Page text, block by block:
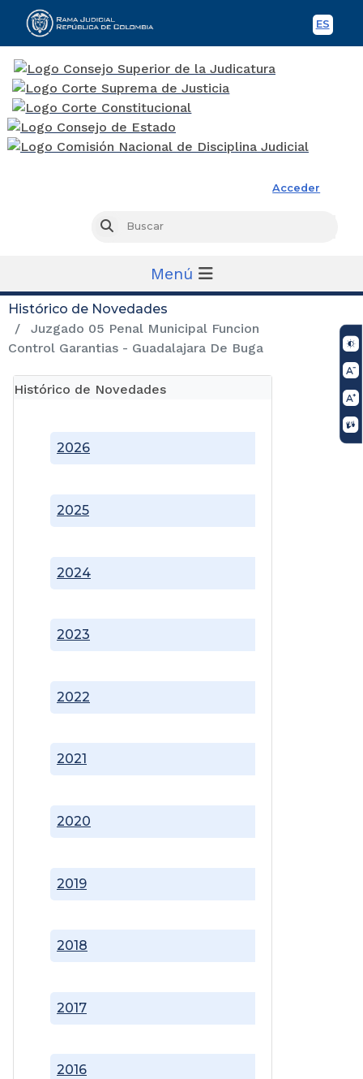
ES
Acceder
Buscar
Menú
Histórico de Novedades
Juzgado 05 Penal Municipal Funcion
Control Garantias - Guadalajara De Buga
Histórico de Novedades
2016
2017
2018
2019
2020
2021
2022
2023
2024
2025
2026